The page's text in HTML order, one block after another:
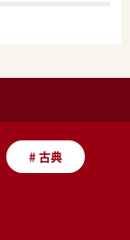
#古典